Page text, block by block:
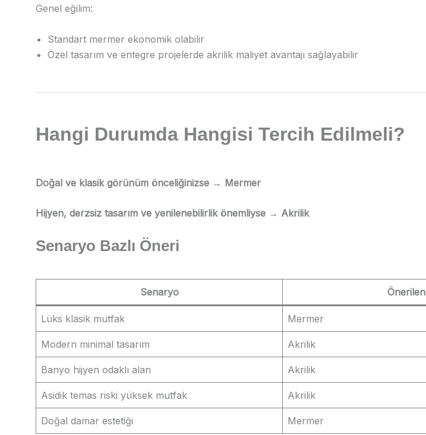
Genel eğilim:
Standart mermer ekonomik olabilir
Özel tasarım ve entegre projelerde akrilik maliyet avantajı sağlayabilir
Hangi Durumda Hangisi Tercih Edilmeli?
Doğal ve klasik görünüm önceliğinizse → Mermer
Hijyen, derzsiz tasarım ve yenilenebilirlik önemliyse → Akrilik
Senaryo Bazlı Öneri
Senaryo Önerilen
Lüks klasik mutfak Mermer
Modern minimal tasarım Akrilik
Banyo hijyen odaklı alan Akrilik
Asidik temas riski yüksek mutfak Akrilik
Doğal damar estetiği Mermer